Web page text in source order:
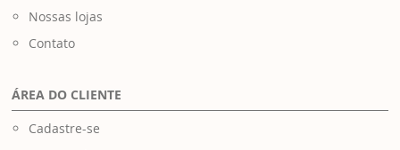
Nossas lojas
Contato
ÁREA DO CLIENTE
Cadastre-se